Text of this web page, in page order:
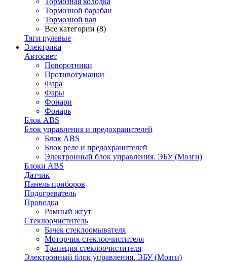
Тормозной барабан
Тормозной вал
Все категории (8)
Тяги рулевые
Электрика
Автосвет
Поворотники
Противотуманки
Фара
Фары
Фонари
Фонарь
Блок ABS
Блок управления и предохранителей
Блок ABS
Блок реле и предохранителей
Электронный блок управления. ЭБУ (Мозги)
Блоки ABS
Датчик
Панель приборов
Подогреватель
Проводка
Рамный жгут
Стеклоочиститель
Бачек стеклоомывателя
Моторчик стеклоочистителя
Трапеция стеклоочистителя
Электронный блок управления. ЭБУ (Мозги)